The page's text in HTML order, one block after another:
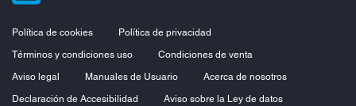
Política de cookies
Política de privacidad
Términos y condiciones uso
Condiciones de venta
Aviso legal
Manuales de Usuario
Acerca de nosotros
Declaración de Accesibilidad
Aviso sobre la Ley de datos